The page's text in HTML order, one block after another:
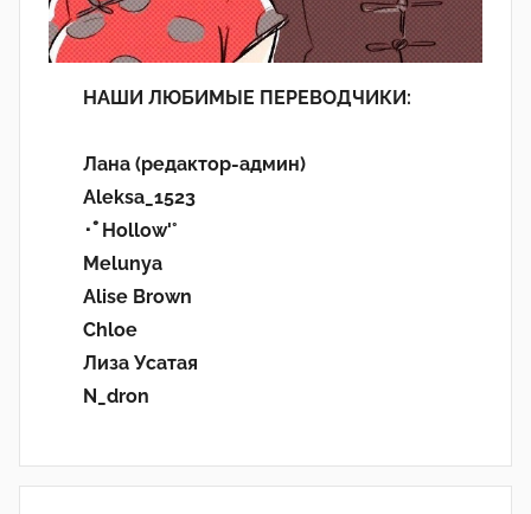
НАШИ ЛЮБИМЫЕ ПЕРЕВОДЧИКИ:
Лана (редактор-админ)
Aleksa_1523
･ﾟHollow'°
Melunya
Alise Brown
Chloe
Лиза Усатая
N_dron